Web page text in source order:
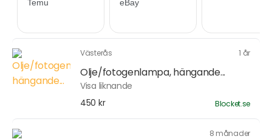
Västerås 1 år
Olje/fotogenlampa, hängande...
Visa liknande
450 kr
Blocket.se
8 månader